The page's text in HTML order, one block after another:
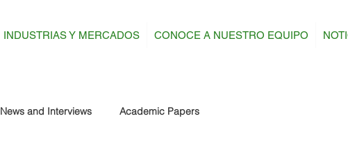
INDUSTRIAS Y MERCADOS CONOCE A NUESTRO EQUIPO
News and Interviews Academic Papers